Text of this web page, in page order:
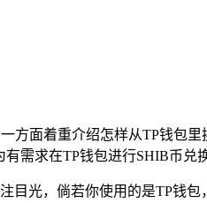
方面着重介绍怎样从TP钱包
需求在TP钱包进行SHIB币兑
光，倘若你使用的是TP钱